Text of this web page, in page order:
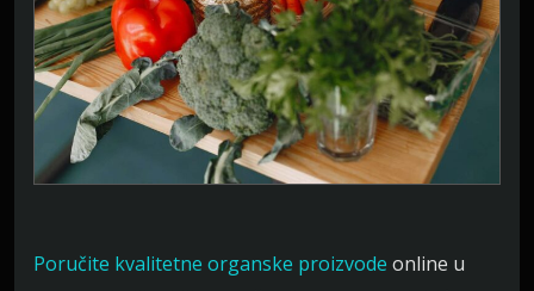
Poručite kvalitetne organske proizvode online u